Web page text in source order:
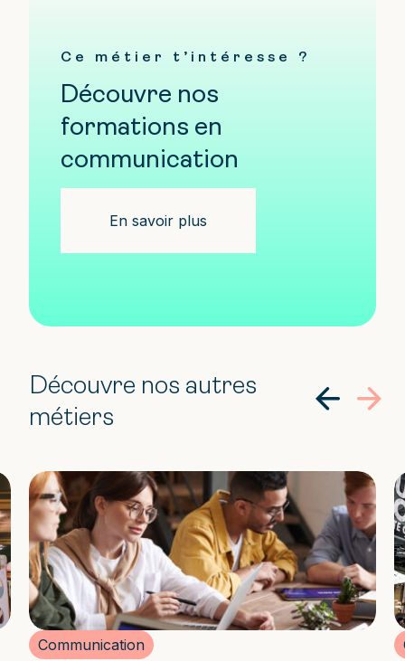
Ce métier t’intéresse ?
Découvre nos
formations en
communication
En savoir plus
Découvre nos autres
métiers
Communication